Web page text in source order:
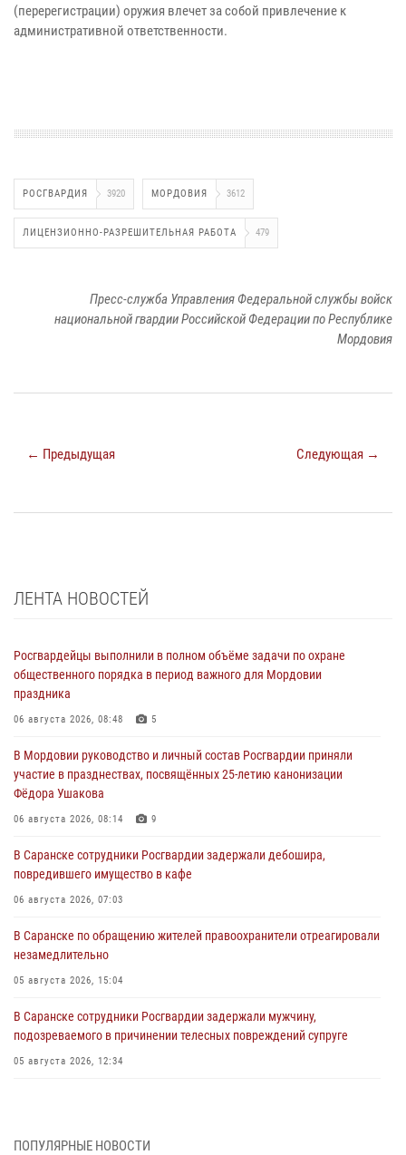
(перерегистрации) оружия влечет за собой привлечение к
административной ответственности.
РОСГВАРДИЯ 3920 МОРДОВИЯ 3612
ЛИЦЕНЗИОННО-РАЗРЕШИТЕЛЬНАЯ РАБОТА 479
Пресс-служба Управления Федеральной службы войск
национальной гвардии Российской Федерации по Республике
Мордовия
← Предыдущая Следующая →
ЛЕНТА НОВОСТЕЙ
Росгвардейцы выполнили в полном объёме задачи по охране
общественного порядка в период важного для Мордовии
праздника
06 августа 2026, 08:48 5
В Мордовии руководство и личный состав Росгвардии приняли
участие в празднествах, посвящённых 25-летию канонизации
Фёдора Ушакова
06 августа 2026, 08:14 9
В Саранске сотрудники Росгвардии задержали дебошира,
повредившего имущество в кафе
06 августа 2026, 07:03
В Саранске по обращению жителей правоохранители отреагировали
незамедлительно
05 августа 2026, 15:04
В Саранске сотрудники Росгвардии задержали мужчину,
подозреваемого в причинении телесных повреждений супруге
05 августа 2026, 12:34
05 августа 2026, 09:04 4
ПОПУЛЯРНЫЕ НОВОСТИ